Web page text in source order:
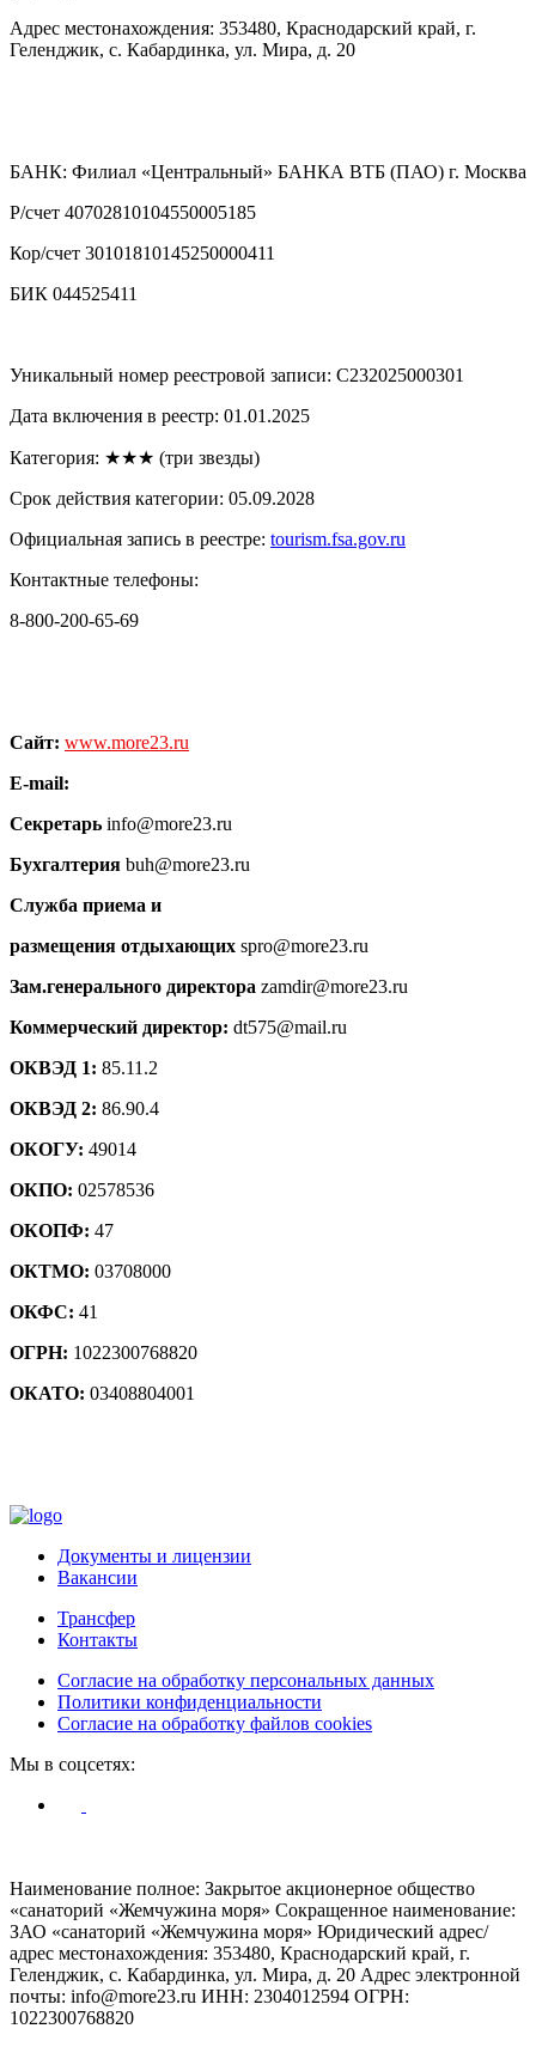
Адрес местонахождения: 353480, Краснодарский край, г.
Геленджик, с. Кабардинка, ул. Мира, д. 20
БАНК: Филиал «Центральный» БАНКА ВТБ (ПАО) г. Москва
Р/счет 40702810104550005185
Кор/счет 30101810145250000411
БИК 044525411
Уникальный номер реестровой записи: C232025000301
Дата включения в реестр: 01.01.2025
Категория: ★★★ (три звезды)
Срок действия категории: 05.09.2028
Официальная запись в реестре: tourism.fsa.gov.ru
Контактные телефоны:
8-800-200-65-69
Сайт: www.more23.ru
E-mail:
Секретарь info@more23.ru
Бухгалтерия buh@more23.ru
Служба приема и
размещения отдыхающих spro@more23.ru
Зам.генерального директора zamdir@more23.ru
Коммерческий директор: dt575@mail.ru
ОКВЭД 1: 85.11.2
ОКВЭД 2: 86.90.4
ОКОГУ: 49014
ОКПО: 02578536
ОКОПФ: 47
ОКТМО: 03708000
ОКФС: 41
ОГРН: 1022300768820
ОКАТО: 03408804001
Документы и лицензии
Вакансии
Трансфер
Контакты
Согласие на обработку персональных данных
Политики конфиденциальности
Согласие на обработку файлов cookies
Мы в соцсетях:
Наименование полное: Закрытое акционерное общество
«санаторий «Жемчужина моря» Сокращенное наименование:
ЗАО «санаторий «Жемчужина моря» Юридический адрес/
адрес местонахождения: 353480, Краснодарский край, г.
Геленджик, с. Кабардинка, ул. Мира, д. 20 Адрес электронной
почты: info@more23.ru ИНН: 2304012594 ОГРН:
1022300768820